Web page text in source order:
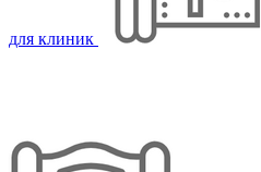
для клиник